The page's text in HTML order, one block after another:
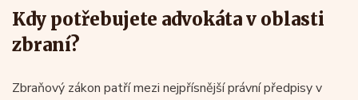
Kdy potřebujete advokáta v oblasti
zbraní?
Zbraňový zákon patří mezi nejpřísnější právní předpisy v